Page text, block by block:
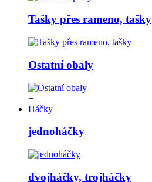
Tašky přes rameno, tašky
Ostatní obaly
+
Háčky
jednoháčky
dvojháčky, trojháčky